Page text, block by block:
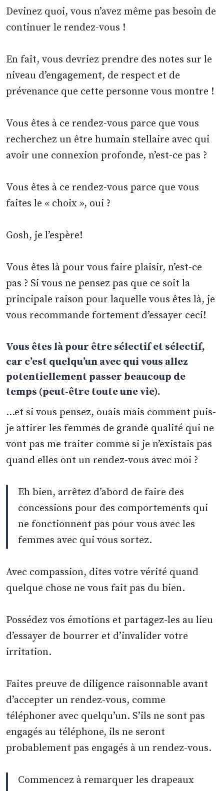
Devinez quoi, vous n’avez même pas besoin de
continuer le rendez-vous !
En fait, vous devriez prendre des notes sur le
niveau d’engagement, de respect et de
prévenance que cette personne vous montre !
Vous êtes à ce rendez-vous parce que vous
recherchez un être humain stellaire avec qui
avoir une connexion profonde, n’est-ce pas ?
Vous êtes à ce rendez-vous parce que vous
faites le « choix », oui ?
Gosh, je l’espère!
Vous êtes là pour vous faire plaisir, n’est-ce
pas ? Si vous ne pensez pas que ce soit la
principale raison pour laquelle vous êtes là, je
vous recommande fortement d’essayer ceci!
Vous êtes là pour être sélectif et sélectif,
car c’est quelqu’un avec qui vous allez
potentiellement passer beaucoup de
temps (peut-être toute une vie).
…et si vous pensez, ouais mais comment puis-
je attirer les femmes de grande qualité qui ne
vont pas me traiter comme si je n’existais pas
quand elles ont un rendez-vous avec moi ?
Eh bien, arrêtez d’abord de faire des
concessions pour des comportements qui
ne fonctionnent pas pour vous avec les
femmes avec qui vous sortez.
Avec compassion, dites votre vérité quand
quelque chose ne vous fait pas du bien.
Possédez vos émotions et partagez-les au lieu
d’essayer de bourrer et d’invalider votre
irritation.
Faites preuve de diligence raisonnable avant
d’accepter un rendez-vous, comme
téléphoner avec quelqu’un. S’ils ne sont pas
engagés au téléphone, ils ne seront
probablement pas engagés à un rendez-vous.
Commencez à remarquer les drapeaux